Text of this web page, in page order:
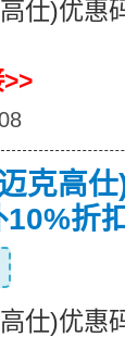
仕)优惠
克高仕
10%折
仕)优惠